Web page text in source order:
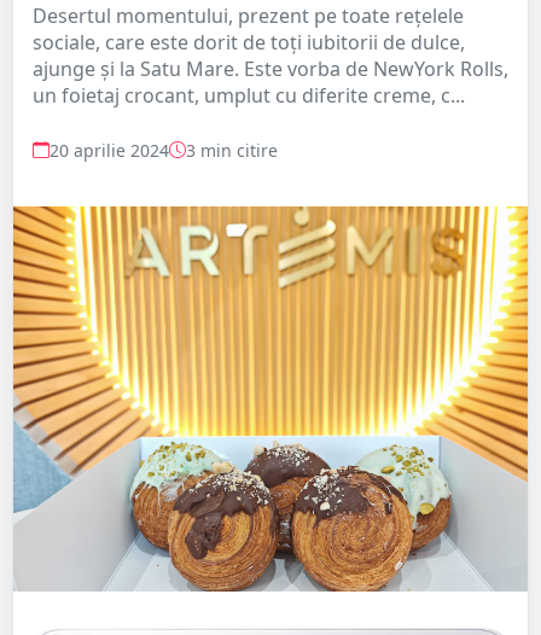
Desertul momentului, prezent pe toate rețelele
sociale, care este dorit de toți iubitorii de dulce,
ajunge și la Satu Mare. Este vorba de NewYork Rolls,
un foietaj crocant, umplut cu diferite creme, c...
20 aprilie 2024 3 min citire